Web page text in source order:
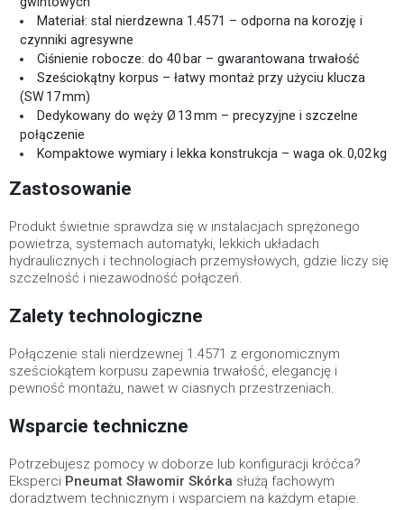
Materiał: stal nierdzewna 1.4571 – odporna na korozję i
czynniki agresywne
Ciśnienie robocze: do 40 bar – gwarantowana trwałość
Sześciokątny korpus – łatwy montaż przy użyciu klucza
(SW 17 mm)
Dedykowany do węży Ø 13 mm – precyzyjne i szczelne
połączenie
Kompaktowe wymiary i lekka konstrukcja – waga ok. 0,02 kg
Zastosowanie
Produkt świetnie sprawdza się w instalacjach sprężonego
powietrza, systemach automatyki, lekkich układach
hydraulicznych i technologiach przemysłowych, gdzie liczy się
szczelność i niezawodność połączeń.
Zalety technologiczne
Połączenie stali nierdzewnej 1.4571 z ergonomicznym
sześciokątem korpusu zapewnia trwałość, elegancję i
pewność montażu, nawet w ciasnych przestrzeniach.
Wsparcie techniczne
Potrzebujesz pomocy w doborze lub konfiguracji króćca?
Eksperci Pneumat Sławomir Skórka służą fachowym
doradztwem technicznym i wsparciem na każdym etapie.